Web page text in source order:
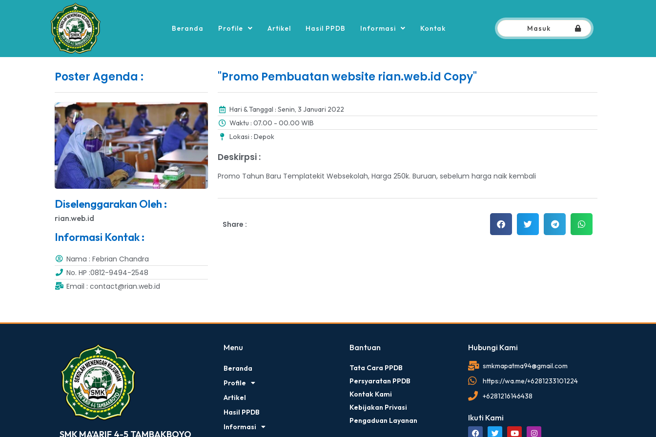
Beranda Profile Artikel Hasil PPDB Informasi Kontak Masuk
Poster Agenda :
Diselenggarakan Oleh :
rian.web.id
Informasi Kontak :
Nama : Febrian Chandra
No. HP :0812-9494-2548
Email : contact@rian.web.id
"Promo Pembuatan website rian.web.id Copy"
Hari & Tanggal : Senin, 3 Januari 2022
Waktu : 07.00 - 00.00 WIB
Lokasi : Depok
Deskirpsi :
Promo Tahun Baru Templatekit Websekolah, Harga 250k. Buruan, sebelum harga naik kembali
Share :
SMK MA'ARIF 4-5 TAMBAKBOYO
Menu
Beranda
Profile
Artikel
Hasil PPDB
Informasi
Bantuan
Tata Cara PPDB
Persyaratan PPDB
Kontak Kami
Kebijakan Privasi
Pengaduan Layanan
Hubungi Kami
smkmapatma94@gmail.com
https://wa.me/+6281233101224
+6281216146438
Ikuti Kami